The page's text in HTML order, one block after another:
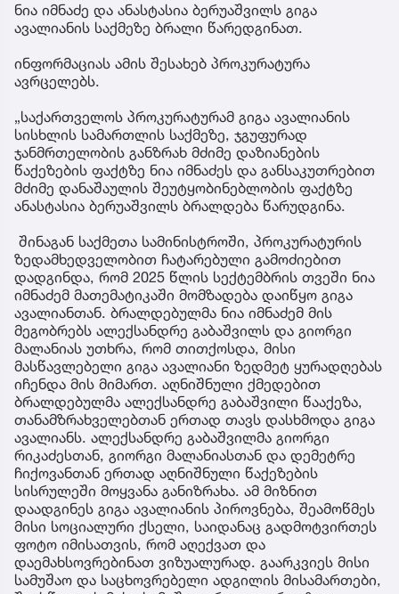
ნია იმნაძე და ანასტასია ბერუაშვილს გიგა
ავალიანის საქმეზე ბრალი წარედგინათ.
ინფორმაციას ამის შესახებ პროკურატურა
ავრცელებს.
„საქართველოს პროკურატურამ გიგა ავალიანის
სისხლის სამართლის საქმეზე, ჯგუფურად
ჯანმრთელობის განზრახ მძიმე დაზიანების
წაქეზების ფაქტზე ნია იმნაძეს და განსაკუთრებით
მძიმე დანაშაულის შეუტყობინებლობის ფაქტზე
ანასტასია ბერუაშვილს ბრალდება წარუდგინა.
შინაგან საქმეთა სამინისტროში, პროკურატურის
ზედამხედველობით ჩატარებული გამოძიებით
დადგინდა, რომ 2025 წლის სექტემბრის თვეში ნია
იმნაძემ მათემატიკაში მომზადება დაიწყო გიგა
ავალიანთან. ბრალდებულმა ნია იმნაძემ მის
მეგობრებს ალექსანდრე გაბაშვილს და გიორგი
მალანიას უთხრა, რომ თითქოსდა, მისი
მასწავლებელი გიგა ავალიანი ზედმეტ ყურადღებას
იჩენდა მის მიმართ. აღნიშნული ქმედებით
ბრალდებულმა ალექსანდრე გაბაშვილი წააქეზა,
თანამზრახველებთან ერთად თავს დასხმოდა გიგა
ავალიანს. ალექსანდრე გაბაშვილმა გიორგი
რიკაძესთან, გიორგი მალანიასთან და დემეტრე
ჩიქოვანთან ერთად აღნიშნული წაქეზების
სისრულეში მოყვანა განიზრახა. ამ მიზნით
დაადგინეს გიგა ავალიანის პიროვნება, შეამოწმეს
მისი სოციალური ქსელი, საიდანაც გადმოტვირთეს
ფოტო იმისათვის, რომ აღექვათ და
დაემახსოვრებინათ ვიზუალურად. გაარკვიეს მისი
სამუშაო და საცხოვრებელი ადგილის მისამართები,